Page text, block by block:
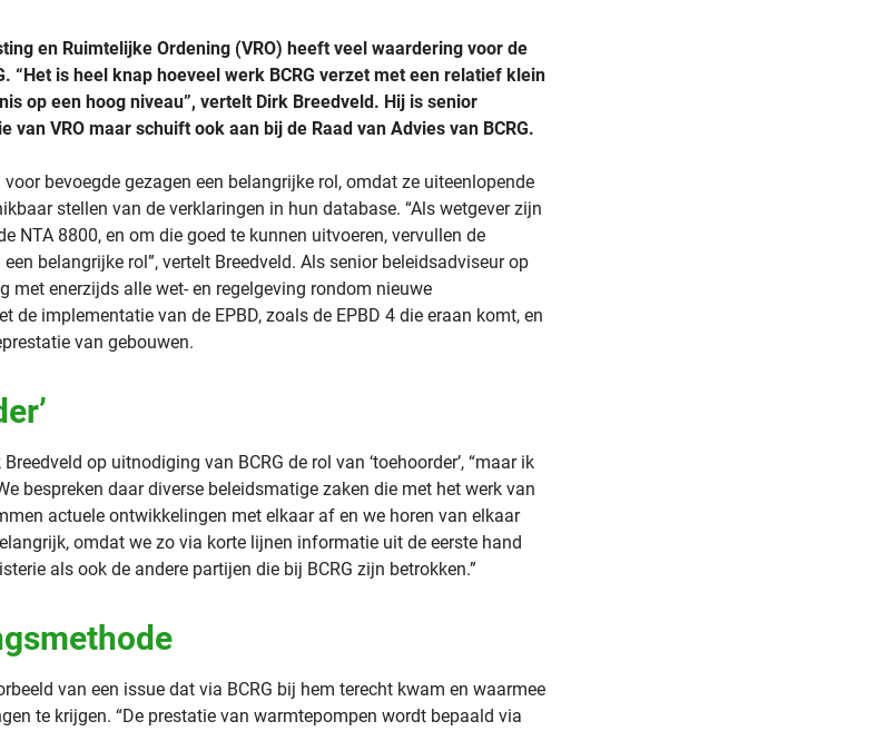
en Ruimtelijke Ordening (VRO) heeft veel waardering voor de
“Het is heel knap hoeveel werk BCRG verzet met een relatief klein
op een hoog niveau”, vertelt Dirk Breedveld. Hij is senior
VRO maar schuift ook aan bij de Raad van Advies van BCRG.
bevoegde gezagen een belangrijke rol, omdat ze uiteenlopende
stellen van de verklaringen in hun database. “Als wetgever zijn
NTA 8800, en om die goed te kunnen uitvoeren, vervullen de
belangrijke rol”, vertelt Breedveld. Als senior beleidsadviseur op
met enerzijds alle wet- en regelgeving rondom nieuwe
de implementatie van de EPBD, zoals de EPBD 4 die eraan komt, en
van gebouwen.
op uitnodiging van BCRG de rol van ‘toehoorder’, “maar ik
bespreken daar diverse beleidsmatige zaken die met het werk van
actuele ontwikkelingen met elkaar af en we horen van elkaar
omdat we zo via korte lijnen informatie uit de eerste hand
als ook de andere partijen die bij BCRG zijn betrokken.”
van een issue dat via BCRG bij hem terecht kwam en waarmee
te krijgen. “De prestatie van warmtepompen wordt bepaald via